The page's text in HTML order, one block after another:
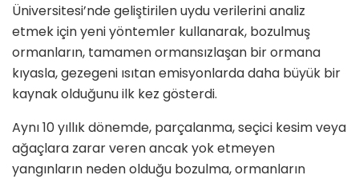
Üniversitesi’nde geliştirilen uydu verilerini analiz
etmek için yeni yöntemler kullanarak, bozulmuş
ormanların, tamamen ormansızlaşan bir ormana
kıyasla, gezegeni ısıtan emisyonlarda daha büyük bir
kaynak olduğunu ilk kez gösterdi.
Aynı 10 yıllık dönemde, parçalanma, seçici kesim veya
ağaçlara zarar veren ancak yok etmeyen
yangınların neden olduğu bozulma, ormanların